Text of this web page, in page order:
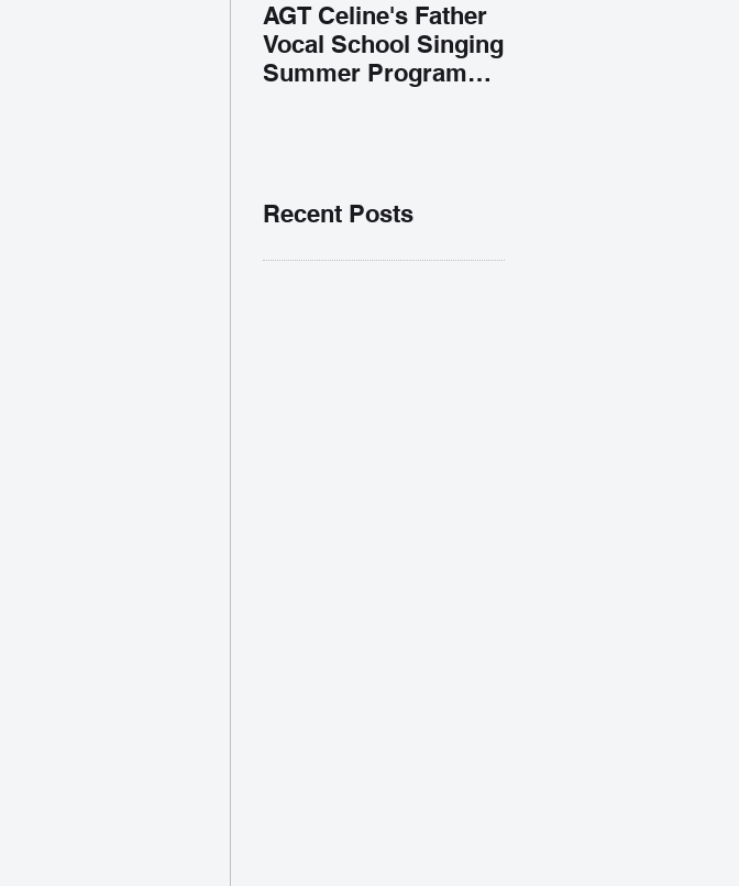
AGT Celine's Father
Vocal School Singing
Summer Program
Recent Posts